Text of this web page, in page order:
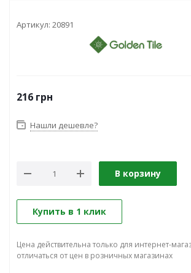
Артикул: 20891
216 грн
Нашли дешевле?
В корзину
Купить в 1 клик
Цена действительна только для интернет-
отличаться от цен в розничных магазинах